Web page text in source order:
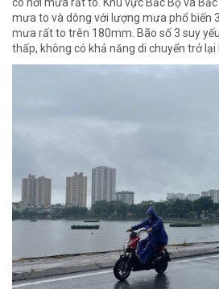
mưa to và dông với lượng mưa phổ biến
mưa rất to trên 180mm. Bão số 3 suy
thấp, không có khả năng di chuyển trở lại